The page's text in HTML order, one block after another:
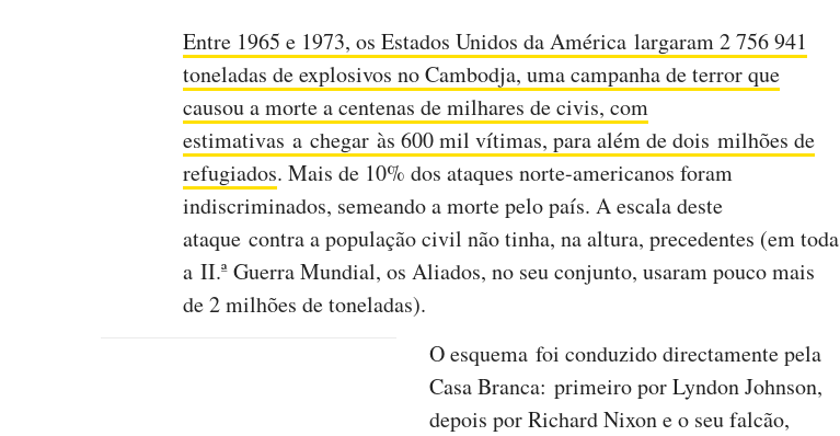
Entre 1965 e 1973, os Estados Unidos da América largaram 2 756 941
toneladas de explosivos no Cambodja, uma campanha de terror que
causou a morte a centenas de milhares de civis, com
estimativas a chegar às 600 mil vítimas, para além de dois milhões de
refugiados. Mais de 10% dos ataques norte-americanos foram
indiscriminados, semeando a morte pelo país. A escala deste
ataque contra a população civil não tinha, na altura, precedentes (em toda
a II.ª Guerra Mundial, os Aliados, no seu conjunto, usaram pouco mais
de 2 milhões de toneladas).
O esquema foi conduzido directamente pela
Casa Branca: primeiro por Lyndon Johnson,
depois por Richard Nixon e o seu falcão,